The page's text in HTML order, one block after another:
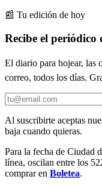
📰 Tu edición de hoy
Recibe el periódico
El diario para hojear, las
correo, todos los días.
Al suscribirte aceptas
baja cuando quieras.
Para la fecha de Ciudad
línea, oscilan entre los
comprar en Boletea.